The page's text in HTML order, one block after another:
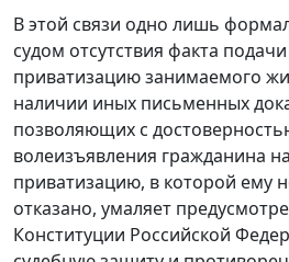
В этой связи одно лишь
судом отсутствия факта
приватизацию занимаемого
наличии иных письменных
позволяющих с
волеизъявления гражданина
приватизацию, в которой ему
отказано, умаляет
Конституции Российской